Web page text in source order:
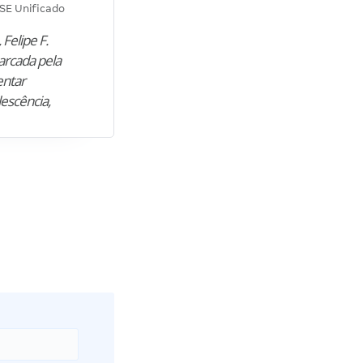
Unificado
Felipe F.
pela